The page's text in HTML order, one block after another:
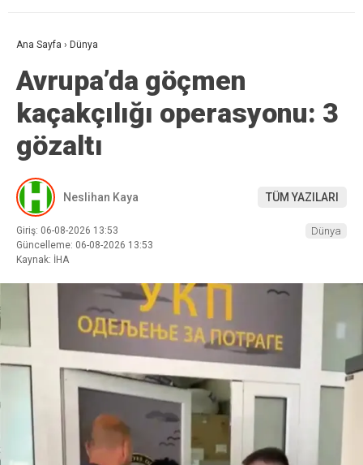
Ana Sayfa › Dünya
Avrupa’da göçmen
kaçakçılığı operasyonu: 3
gözaltı
Neslihan Kaya TÜM YAZILARI
Giriş: 06-08-2026 13:53
Güncelleme: 06-08-2026 13:53
Kaynak: İHA
Dünya